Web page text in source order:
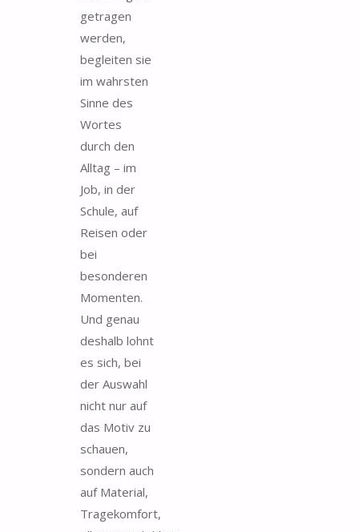
getragen
werden,
begleiten sie
im wahrsten
Sinne des
Wortes
durch den
Alltag – im
Job, in der
Schule, auf
Reisen oder
bei
besonderen
Momenten.
Und genau
deshalb lohnt
es sich, bei
der Auswahl
nicht nur auf
das Motiv zu
schauen,
sondern auch
auf Material,
Tragekomfort,